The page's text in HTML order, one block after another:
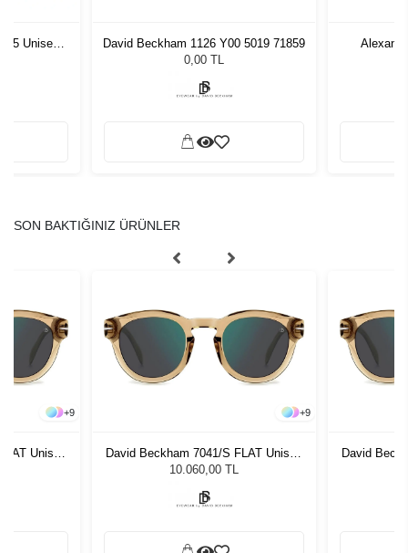
55 Unisex
David Beckham 1126 Y00 5019 71859
0,00 TL
SON BAKTIĞINIZ ÜRÜNLER
+9
Unisex
+9
David Beckham 7041/S FLAT Unisex
Güneş Gözlüğü
10.060,00 TL
David